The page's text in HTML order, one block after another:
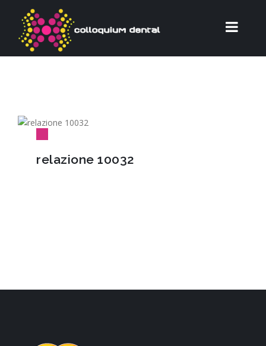
relazione 10032